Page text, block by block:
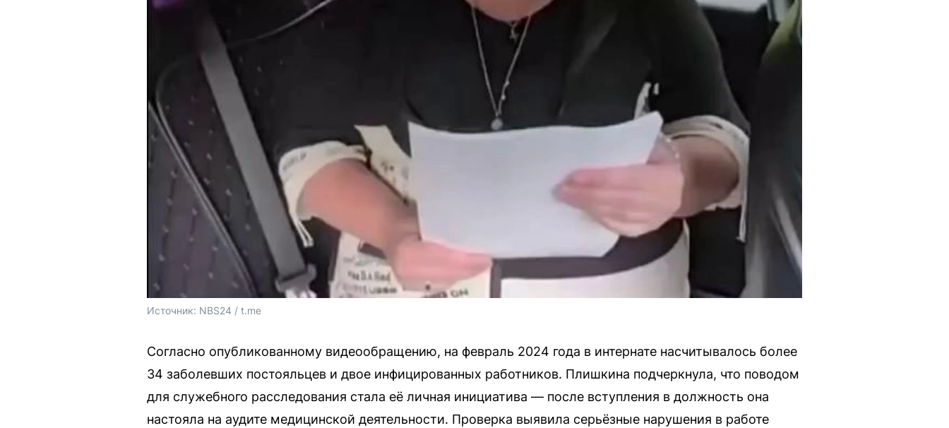
Источник: NBS24 / t.me
Согласно опубликованному видеообращению, на февраль 2024 года в интернате насчитывалось более
34 заболевших постояльцев и двое инфицированных работников. Плишкина подчеркнула, что поводом
для служебного расследования стала её личная инициатива — после вступления в должность она
настояла на аудите медицинской деятельности. Проверка выявила серьёзные нарушения в работе